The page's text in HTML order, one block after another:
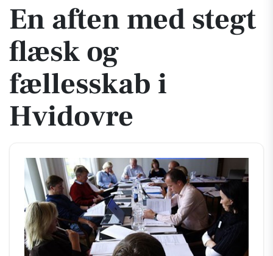
En aften med stegt
flæsk og
fællesskab i
Hvidovre